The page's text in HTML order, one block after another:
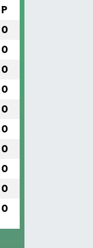
P
0
0
0
0
0
0
0
0
0
0